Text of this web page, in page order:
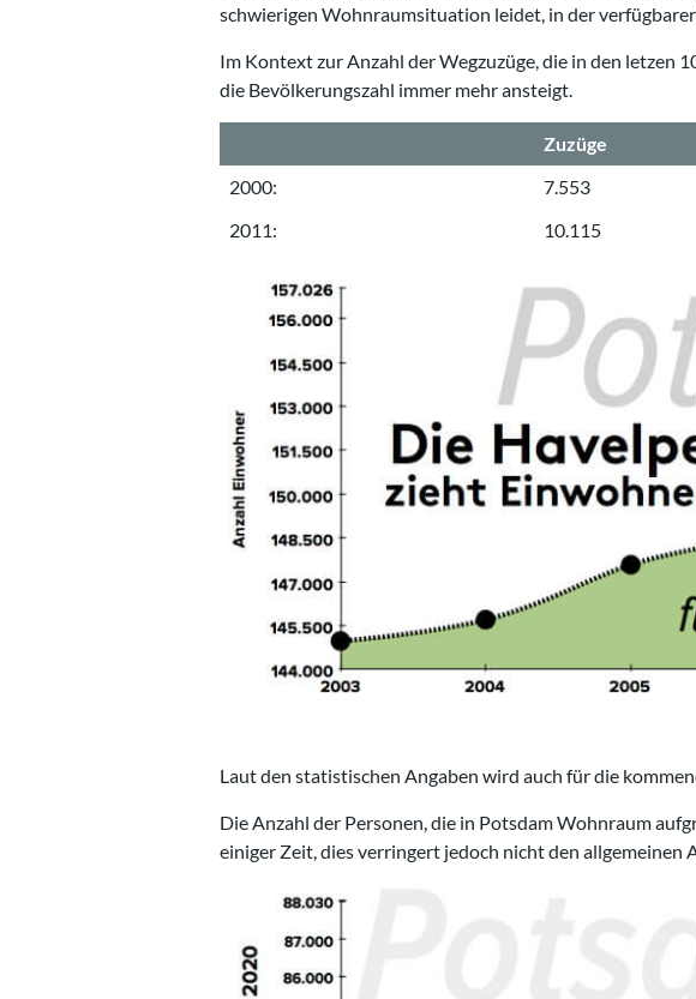
schwierigen Wohnraumsituation leidet, in der
Im Kontext zur Anzahl der Wegzuzüge, die in den letzen
die Bevölkerungszahl immer mehr ansteigt.
Zuzüge
2000:
7.553
2011:
10.115
Laut den statistischen Angaben wird auch für die
Die Anzahl der Personen, die in Potsdam Wohnraum
einiger Zeit, dies verringert jedoch nicht den allgemeinen